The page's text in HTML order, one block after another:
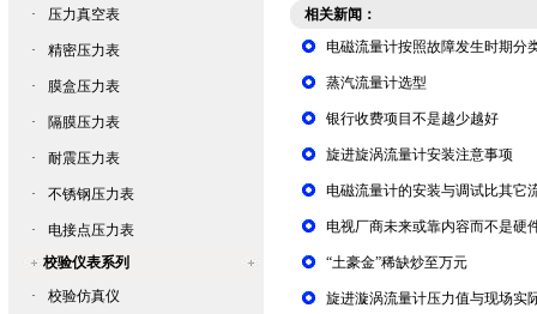
· 压力真空表
· 精密压力表
· 膜盒压力表
· 隔膜压力表
· 耐震压力表
· 不锈钢压力表
·
电接点压力表
校验仪表系列
·
校验仿真仪
相关新闻：
电磁流量计按照故障发生时期分
蒸汽流量计选型
银行收费项目不是越少越好
旋进旋涡流量计安装注意事项
电磁流量计的安装与调试比其它
电视厂商未来或靠内容而不是硬
“土豪金”稀缺炒至万元
旋进漩涡流量计压力值与现场实